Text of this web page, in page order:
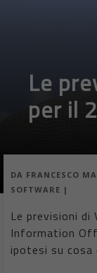
Le
per il
DA FRANCESCO
SOFTWARE |
Le previsioni di
Information
ipotesi su